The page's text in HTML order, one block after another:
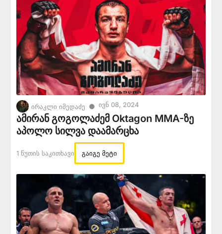
ირაკლი იმედაძე ● Ივნ 08, 2024
ამირან გოგოლაძემ Oktagon MMA-ზე
აპოლო სილვა დაამარცხა
1 Წუთის Საკითხავი გაიგე მეტი